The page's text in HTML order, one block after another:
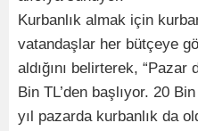
Kurbanlık almak için
vatandaşlar her bütçeye
aldığını belirterek,
Bin TL’den başlıyor. 20
yıl pazarda kurbanlık da